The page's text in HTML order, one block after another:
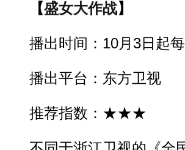
【盛女大作战】
播出时间：10月3日起每
播出平台：东方卫视
推荐指数：★★★